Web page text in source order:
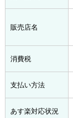
販売店名
消費税
支払い方法
あす楽対応状況